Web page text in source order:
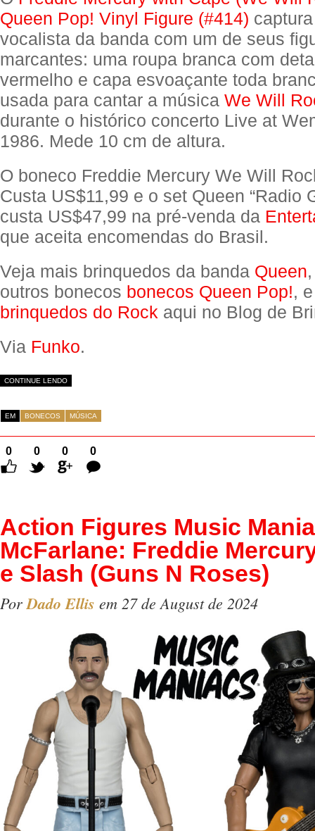
Queen Pop! Vinyl Figure (#414)
vocalista da banda com um de seus
marcantes: uma roupa branca com
vermelho e capa esvoaçante toda
usada para cantar a música We Will
durante o histórico concerto Live at
1986. Mede 10 cm de altura.
O boneco Freddie Mercury We Will
Custa US$11,99 e o set Queen “Radio
custa US$47,99 na pré-venda da
que aceita encomendas do Brasil.
Veja mais brinquedos da banda Queen
outros bonecos bonecos Queen Pop!,
brinquedos do Rock aqui no Blog de
Via Funko.
CONTINUE LENDO
EM BONECOS MÚSICA
0 0 0
0
Comentários
Action Figures Music
McFarlane: Freddie
e Slash (Guns N Roses)
PorDado Ellis em 27 de August de 2024